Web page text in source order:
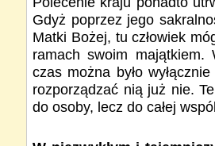
Gdyż poprzez jego
Matki Bożej, tu człowiek
ramach swoim majątkiem.
czas można było
rozporządzać nią już nie.
do osoby, lecz do całej